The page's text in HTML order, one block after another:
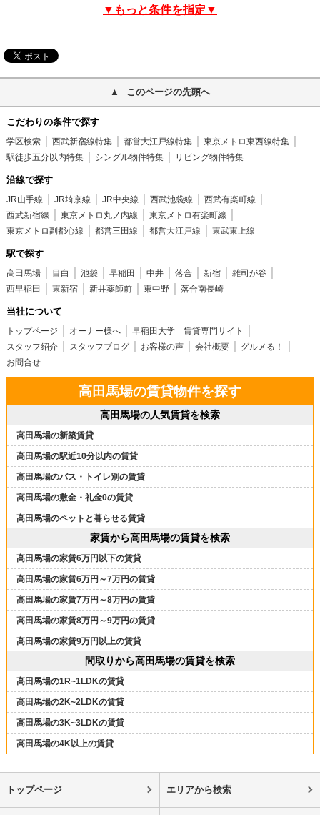
▼もっと条件を指定▼
このページの先頭へ
こだわりの条件で探す
学区検索 西武新宿線特集 都営大江戸線特集
東京メトロ東西線特集
駅徒歩五分以内特集
シングル物件特集 リビング物件特集
沿線で探す
JR山手線 JR埼京線 JR中央線 西武池袋線
西武有楽町線
西武新宿線
東京メトロ丸ノ内線
東京メトロ有楽町線
東京メトロ副都心線
都営三田線 都営大江戸線 東武東上線
駅で探す
高田馬場 目白 池袋 早稲田 中井 落合 新宿
雑司が谷
西早稲田
東新宿 新井薬師前 東中野 落合南長崎
当社について
トップページ オーナー様へ
早稲田大学 賃貸専門サイト
スタッフ紹介
スタッフブログ お客様の声 会社概要
グルメる！
お問合せ
高田馬場の賃貸物件を探す
高田馬場の人気賃貸を検索
高田馬場の新築賃貸
高田馬場の駅近10分以内の賃貸
高田馬場のバス・トイレ別の賃貸
高田馬場の敷金・礼金0の賃貸
高田馬場のペットと暮らせる賃貸
家賃から高田馬場の賃貸を検索
高田馬場の家賃6万円以下の賃貸
高田馬場の家賃6万円～7万円の賃貸
高田馬場の家賃7万円～8万円の賃貸
高田馬場の家賃8万円～9万円の賃貸
高田馬場の家賃9万円以上の賃貸
間取りから高田馬場の賃貸を検索
高田馬場の1R~1LDKの賃貸
高田馬場の2K~2LDKの賃貸
高田馬場の3K~3LDKの賃貸
高田馬場の4K以上の賃貸
トップページ エリアから検索